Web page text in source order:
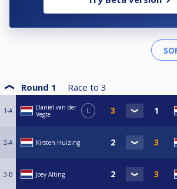
Round 1 Race to 3
1-A
Daniël van der
Vegte
L
2-A Kirsten Huizing
3-B Joey Alting